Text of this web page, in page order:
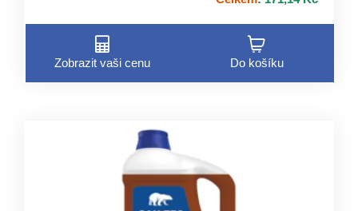
Zobrazit vaši cenu Do košíku